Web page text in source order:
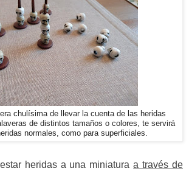
chulísima de llevar la cuenta de las heridas
de distintos tamaños o colores, te servirá
normales, como para superficiales.
heridas a una miniaturaa través de